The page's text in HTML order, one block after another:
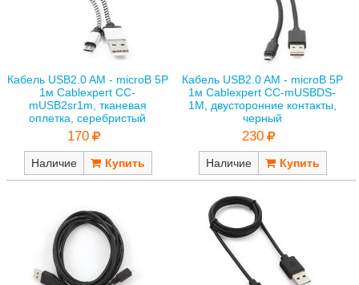
Кабель USB2.0 AM - microB 5P
1м Cablexpert CC-
mUSB2sr1m, тканевая
оплетка, серебристый
170
Наличие
Кабель USB2.0 AM - microB 5P
1м Cablexpert CC-mUSBDS-
1M, двусторонние контакты,
черный
230
Наличие